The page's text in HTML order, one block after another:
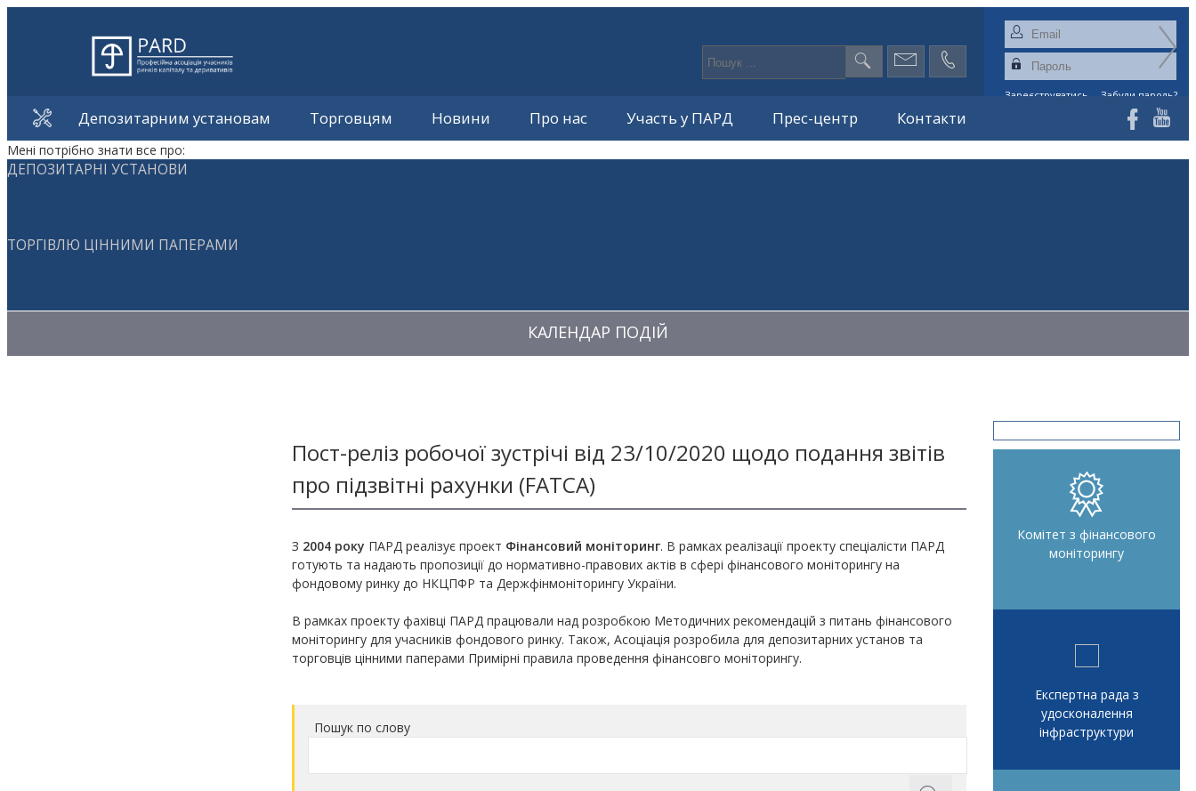
Зареєструватись Забули пароль?
Депозитарним установам Торговцям Новини Про нас Участь у ПАРД Прес-центр Контакти
Мені потрібно знати все про:
ДЕПОЗИТАРНІ УСТАНОВИ
ТОРГІВЛЮ ЦІННИМИ ПАПЕРАМИ
КАЛЕНДАР ПОДІЙ
Пост-реліз робочої зустрічі від 23/10/2020 щодо подання звітів
про підзвітні рахунки (FATCA)
З 2004 року ПАРД реалізує проект Фінансовий моніторинг. В рамках реалізації проекту спеціалісти ПАРД
готують та надають пропозиції до нормативно-правових актів в сфері фінансового моніторингу на
фондовому ринку до НКЦПФР та Держфінмоніторингу України.
В рамках проекту фахівці ПАРД працювали над розробкою Методичних рекомендацій з питань фінансового
моніторингу для учасників фондового ринку. Також, Асоціація розробила для депозитарних установ та
торговців цінними паперами Примірні правила проведення фінансовго моніторингу.
Пошук по слову
Комітет з фінансового
моніторингу
Експертна рада з
удосконалення
інфраструктури